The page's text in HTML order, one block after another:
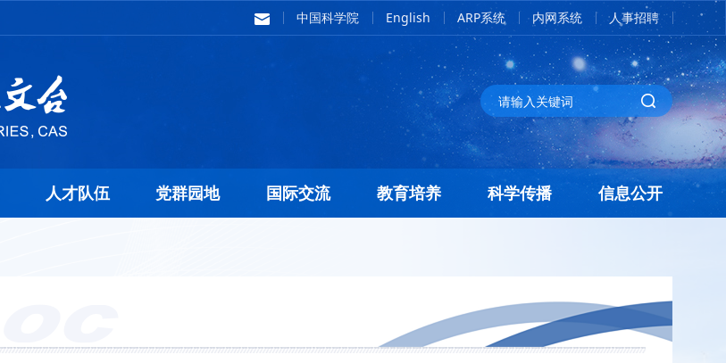
中国科学院 English ARP系统 内网系统 人事招聘
人才队伍 党群园地 国际交流 教育培养 科学传播 信息公开